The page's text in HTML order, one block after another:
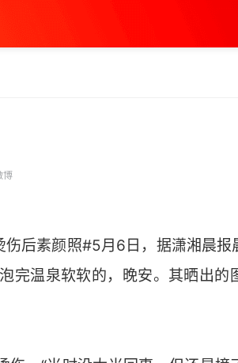
博
伤后素颜照#5月6日，据潇湘晨
完温泉软软的，晚安。其晒出的